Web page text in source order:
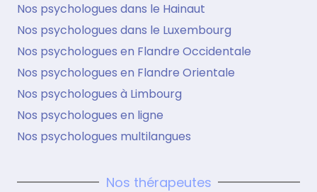
Nos psychologues dans le Hainaut
Nos psychologues dans le Luxembourg
Nos psychologues en Flandre Occidentale
Nos psychologues en Flandre Orientale
Nos psychologues à Limbourg
Nos psychologues en ligne
Nos psychologues multilangues
Nos thérapeutes